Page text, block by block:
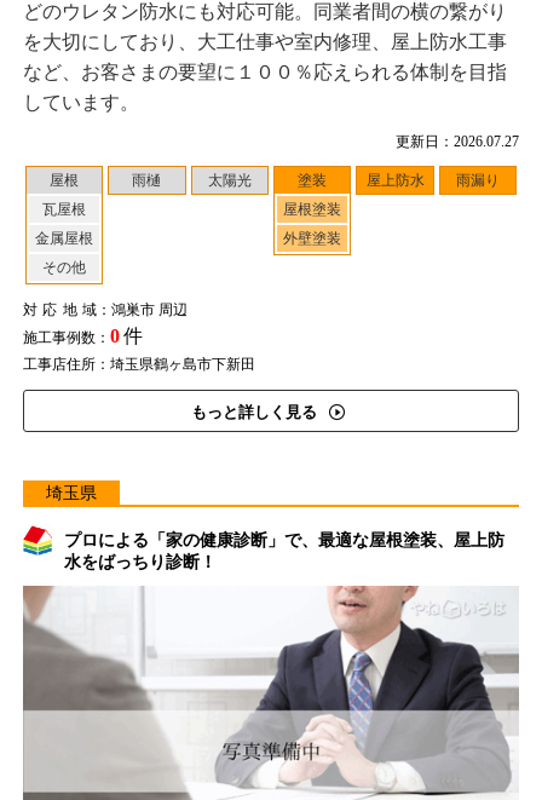
更新日：2026.07.27
屋根
瓦屋根
金属屋根
その他
雨樋 太陽光
塗装
屋根塗装
外壁塗装
屋上防水 雨漏り
対応地域：鴻巣市 周辺
施工事例数： 0件
工事店住所：埼玉県鶴ヶ島市下新田
もっと詳しく見る
どのウレタン防水にも対応可能。同業者間の横の繋がり
を大切にしており、大工仕事や室内修理、屋上防水工事
など、お客さまの要望に１００％応えられる体制を目指
しています。
埼玉県
プロによる「家の健康診断」で、最適な屋根塗装、屋上防
水をばっちり診断！